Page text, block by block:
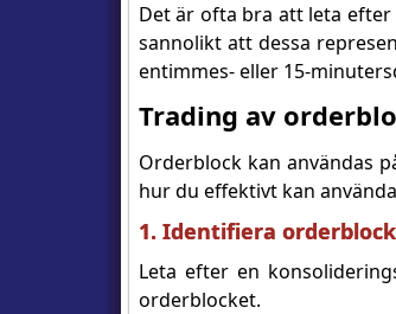
Det är ofta bra att leta
sannolikt att dessa
entimmes- eller 15-
Trading av
Orderblock kan användas
hur du effektivt kan
1. Identifiera
Leta efter en
orderblocket.